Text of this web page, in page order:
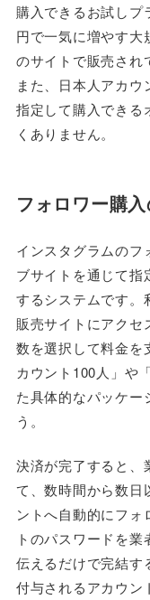
購入できるお試しプ
円で一気に増やす大
のサイトで販売され
また、日本人アカ
指定して購入できる
くありません。
フォロワー購
インスタグラムのフ
ブサイトを通じて指
するシステムです。
販売サイトにアクセ
数を選択して料金を
カウント100人」や
た具体的なパッケー
う。
決済が完了すると、
て、数時間から数日
ントへ自動的にフ
トのパスワードを
伝えるだけで完結す
付与されるアカウン